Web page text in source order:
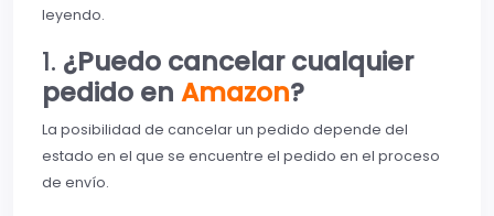
leyendo.
1. ¿Puedo cancelar cualquier
pedido en Amazon?
La posibilidad de cancelar un pedido depende del
estado en el que se encuentre el pedido en el proceso
de envío.